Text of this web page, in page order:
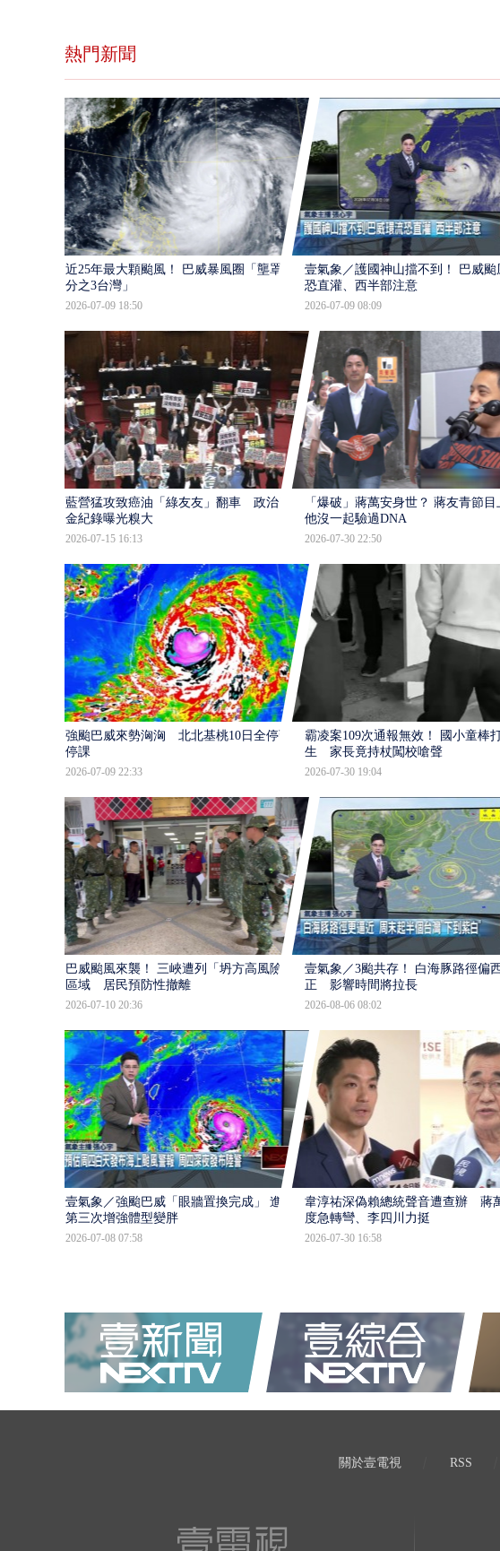
熱門新聞
近25年最大顆颱風！ 巴威暴風圈「壟罩4
分之3台灣」
2026-07-09 18:50
壹氣象／護國神山擋不到！ 巴威颱
恐直灌、西半部注意
2026-07-09 08:09
藍營猛攻致癌油「綠友友」翻車 政治獻
金紀錄曝光糗大
2026-07-15 16:13
「爆破」蔣萬安身世？ 蔣友青節目
他沒一起驗過DNA
2026-07-30 22:50
強颱巴威來勢洶洶 北北基桃10日全停班
停課
2026-07-09 22:33
霸凌案109次通報無效！ 國小童棒
生 家長竟持杖闖校嗆聲
2026-07-30 19:04
巴威颱風來襲！ 三峽遭列「坍方高風險」
區域 居民預防性撤離
2026-07-10 20:36
壹氣象／3颱共存！ 白海豚路徑偏
正 影響時間將拉長
2026-08-06 08:02
壹氣象／強颱巴威「眼牆置換完成」 進入
第三次增強體型變胖
2026-07-08 07:58
韋淳祐深偽賴總統聲音遭查辦 蔣
度急轉彎、李四川力挺
2026-07-30 16:58
關於壹電視 RSS